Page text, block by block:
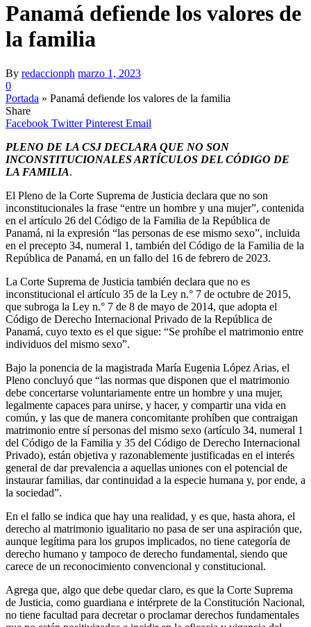
Panamá defiende los valores de
la familia
By redaccionph marzo 1, 2023
0
Portada » Panamá defiende los valores de la familia
Share
Facebook Twitter Pinterest Email
PLENO DE LA CSJ DECLARA QUE NO SON
INCONSTITUCIONALES ARTÍCULOS DEL CÓDIGO DE
LA FAMILIA.
El Pleno de la Corte Suprema de Justicia declara que no son
inconstitucionales la frase “entre un hombre y una mujer”, contenida
en el artículo 26 del Código de la Familia de la República de
Panamá, ni la expresión “las personas de ese mismo sexo”, incluida
en el precepto 34, numeral 1, también del Código de la Familia de la
República de Panamá, en un fallo del 16 de febrero de 2023.
La Corte Suprema de Justicia también declara que no es
inconstitucional el artículo 35 de la Ley n.° 7 de octubre de 2015,
que subroga la Ley n.° 7 de 8 de mayo de 2014, que adopta el
Código de Derecho Internacional Privado de la República de
Panamá, cuyo texto es el que sigue: “Se prohíbe el matrimonio entre
individuos del mismo sexo”.
Bajo la ponencia de la magistrada María Eugenia López Arias, el
Pleno concluyó que “las normas que disponen que el matrimonio
debe concertarse voluntariamente entre un hombre y una mujer,
legalmente capaces para unirse, y hacer, y compartir una vida en
común, y las que de manera concomitante prohíben que contraigan
matrimonio entre sí personas del mismo sexo (artículo 34, numeral 1
del Código de la Familia y 35 del Código de Derecho Internacional
Privado), están objetiva y razonablemente justificadas en el interés
general de dar prevalencia a aquellas uniones con el potencial de
instaurar familias, dar continuidad a la especie humana y, por ende, a
la sociedad”.
En el fallo se indica que hay una realidad, y es que, hasta ahora, el
derecho al matrimonio igualitario no pasa de ser una aspiración que,
aunque legítima para los grupos implicados, no tiene categoría de
derecho humano y tampoco de derecho fundamental, siendo que
carece de un reconocimiento convencional y constitucional.
Agrega que, algo que debe quedar claro, es que la Corte Suprema
de Justicia, como guardiana e intérprete de la Constitución Nacional,
no tiene facultad para decretar o proclamar derechos fundamentales